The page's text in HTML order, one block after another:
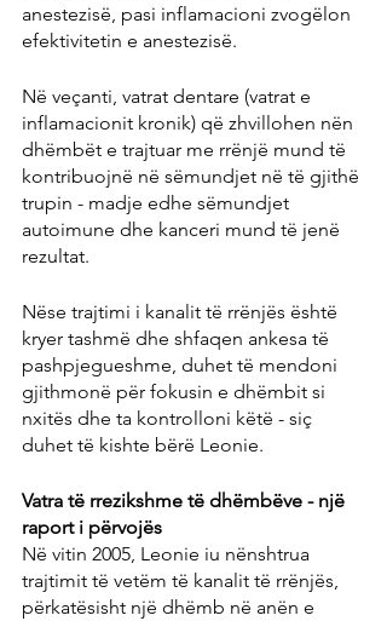
anestezisë, pasi inflamacioni zvogëlon
efektivitetin e anestezisë.
Në veçanti, vatrat dentare (vatrat e
inflamacionit kronik) që zhvillohen nën
dhëmbët e trajtuar me rrënjë mund të
kontribuojnë në sëmundjet në të gjithë
trupin - madje edhe sëmundjet
autoimune dhe kanceri mund të jenë
rezultat.
Nëse trajtimi i kanalit të rrënjës është
kryer tashmë dhe shfaqen ankesa të
pashpjegueshme, duhet të mendoni
gjithmonë për fokusin e dhëmbit si
nxitës dhe ta kontrolloni këtë - siç
duhet të kishte bërë Leonie.
Vatra të rrezikshme të dhëmbëve - një
raport i përvojës
Në vitin 2005, Leonie iu nënshtrua
trajtimit të vetëm të kanalit të rrënjës,
përkatësisht një dhëmb në anën e